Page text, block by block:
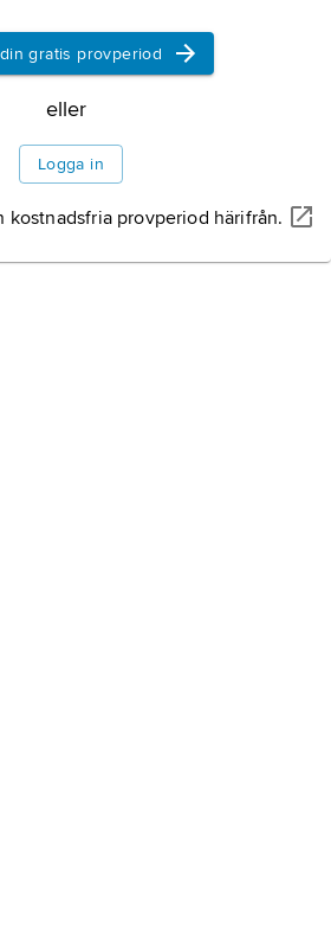
gratis provperiod
eller
Logga in
kostnadsfria provperiod härifrån.